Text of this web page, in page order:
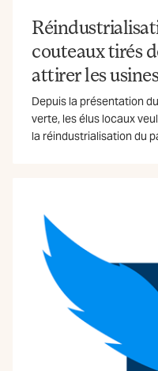
couteaux tirés
attirer les
Depuis la présentation
verte, les élus locaux
la réindustrialisation du